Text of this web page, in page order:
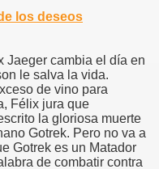
los deseos
Jaeger cambia el día en
le salva la vida.
de vino para
Félix jura que
la gloriosa muerte
Gotrek. Pero no va a
Gotrek es un Matador
de combatir contra